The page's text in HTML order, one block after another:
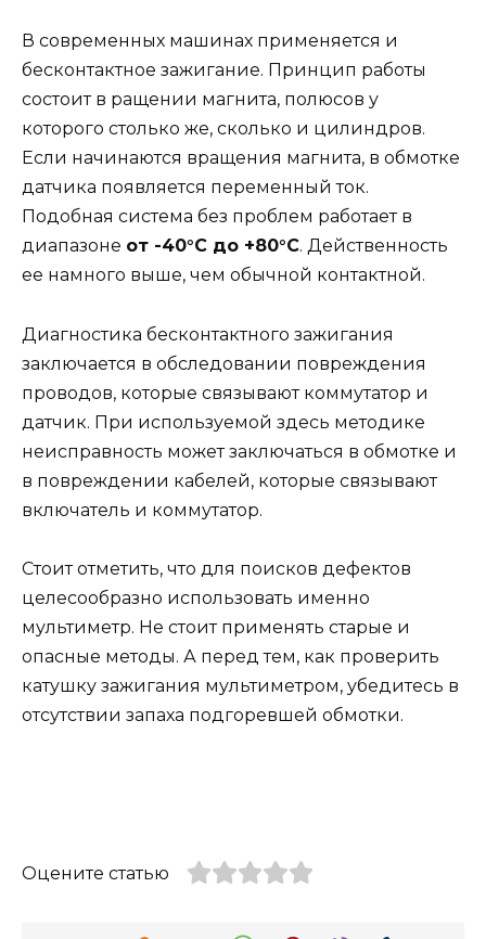
В современных машинах применяется и
бесконтактное зажигание. Принцип работы
состоит в ращении магнита, полюсов у
которого столько же, сколько и цилиндров.
Если начинаются вращения магнита, в обмотке
датчика появляется переменный ток.
Подобная система без проблем работает в
диапазоне от -40°C до +80°C. Действенность
ее намного выше, чем обычной контактной.
Диагностика бесконтактного зажигания
заключается в обследовании повреждения
проводов, которые связывают коммутатор и
датчик. При используемой здесь методике
неисправность может заключаться в обмотке и
в повреждении кабелей, которые связывают
включатель и коммутатор.
Стоит отметить, что для поисков дефектов
целесообразно использовать именно
мультиметр. Не стоит применять старые и
опасные методы. А перед тем, как проверить
катушку зажигания мультиметром, убедитесь в
отсутствии запаха подгоревшей обмотки.
Оцените статью